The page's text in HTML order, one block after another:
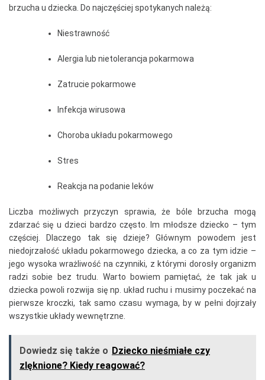
brzucha u dziecka. Do najczęściej spotykanych należą:
Niestrawność
Alergia lub nietolerancja pokarmowa
Zatrucie pokarmowe
Infekcja wirusowa
Choroba układu pokarmowego
Stres
Reakcja na podanie leków
Liczba możliwych przyczyn sprawia, że bóle brzucha mogą
zdarzać się u dzieci bardzo często. Im młodsze dziecko – tym
częściej. Dlaczego tak się dzieje? Głównym powodem jest
niedojrzałość układu pokarmowego dziecka, a co za tym idzie –
jego wysoka wrażliwość na czynniki, z którymi dorosły organizm
radzi sobie bez trudu. Warto bowiem pamiętać, że tak jak u
dziecka powoli rozwija się np. układ ruchu i musimy poczekać na
pierwsze kroczki, tak samo czasu wymaga, by w pełni dojrzały
wszystkie układy wewnętrzne.
Dowiedz się także o Dziecko nieśmiałe czy
zlęknione? Kiedy reagować?